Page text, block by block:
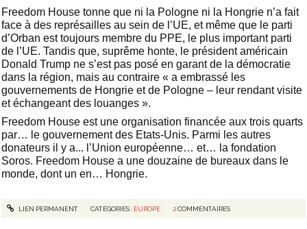
Freedom House tonne que ni la Pologne ni la Hongrie n’a fait
face à des représailles au sein de l’UE, et même que le parti
d’Orban est toujours membre du PPE, le plus important parti
de l’UE. Tandis que, suprême honte, le président américain
Donald Trump ne s’est pas posé en garant de la démocratie
dans la région, mais au contraire « a embrassé les
gouvernements de Hongrie et de Pologne – leur rendant visite
et échangeant des louanges ».
Freedom House est une organisation financée aux trois quarts
par… le gouvernement des Etats-Unis. Parmi les autres
donateurs il y a... l’Union européenne… et… la fondation
Soros. Freedom House a une douzaine de bureaux dans le
monde, dont un en… Hongrie.
LIEN PERMANENT CATÉGORIES : EUROPE 2COMMENTAIRES